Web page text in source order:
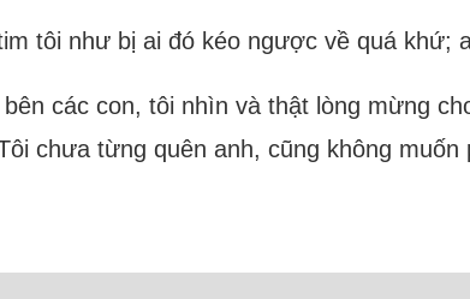
tôi như bị ai đó kéo ngược về quá khứ;
các con, tôi nhìn và thật lòng mừng
chưa từng quên anh, cũng không